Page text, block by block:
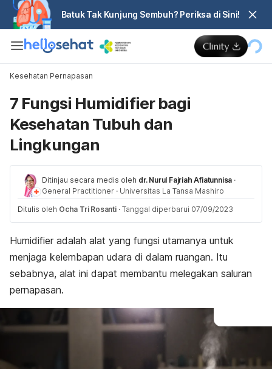
Batuk Tak Kunjung Sembuh? Periksa di Sini!
Kesehatan Pernapasan
7 Fungsi Humidifier bagi
Kesehatan Tubuh dan
Lingkungan
Ditinjau secara medis oleh dr. Nurul Fajriah Afiatunnisa ·
General Practitioner · Universitas La Tansa Mashiro
Ditulis oleh Ocha Tri Rosanti · Tanggal diperbarui 07/09/2023
Humidifier adalah alat yang fungsi utamanya untuk
menjaga kelembapan udara di dalam ruangan. Itu
sebabnya, alat ini dapat membantu melegakan saluran
pernapasan.